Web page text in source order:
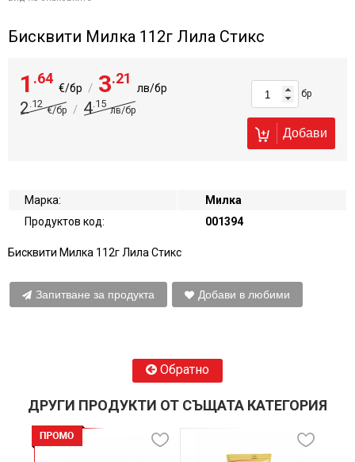
Бисквити Милка 112г Лила Стикс
1 .64
€/бр / 3.21
лв/бр
2.12
€/бр / 4.15
лв/бр
бр
Добави
Марка:
Милка
Продуктов код:
001394
Бисквити Милка 112г Лила Стикс
Запитване за продукта Добави в любими
Обратно
ДРУГИ ПРОДУКТИ ОТ СЪЩАТА КАТЕГОРИЯ